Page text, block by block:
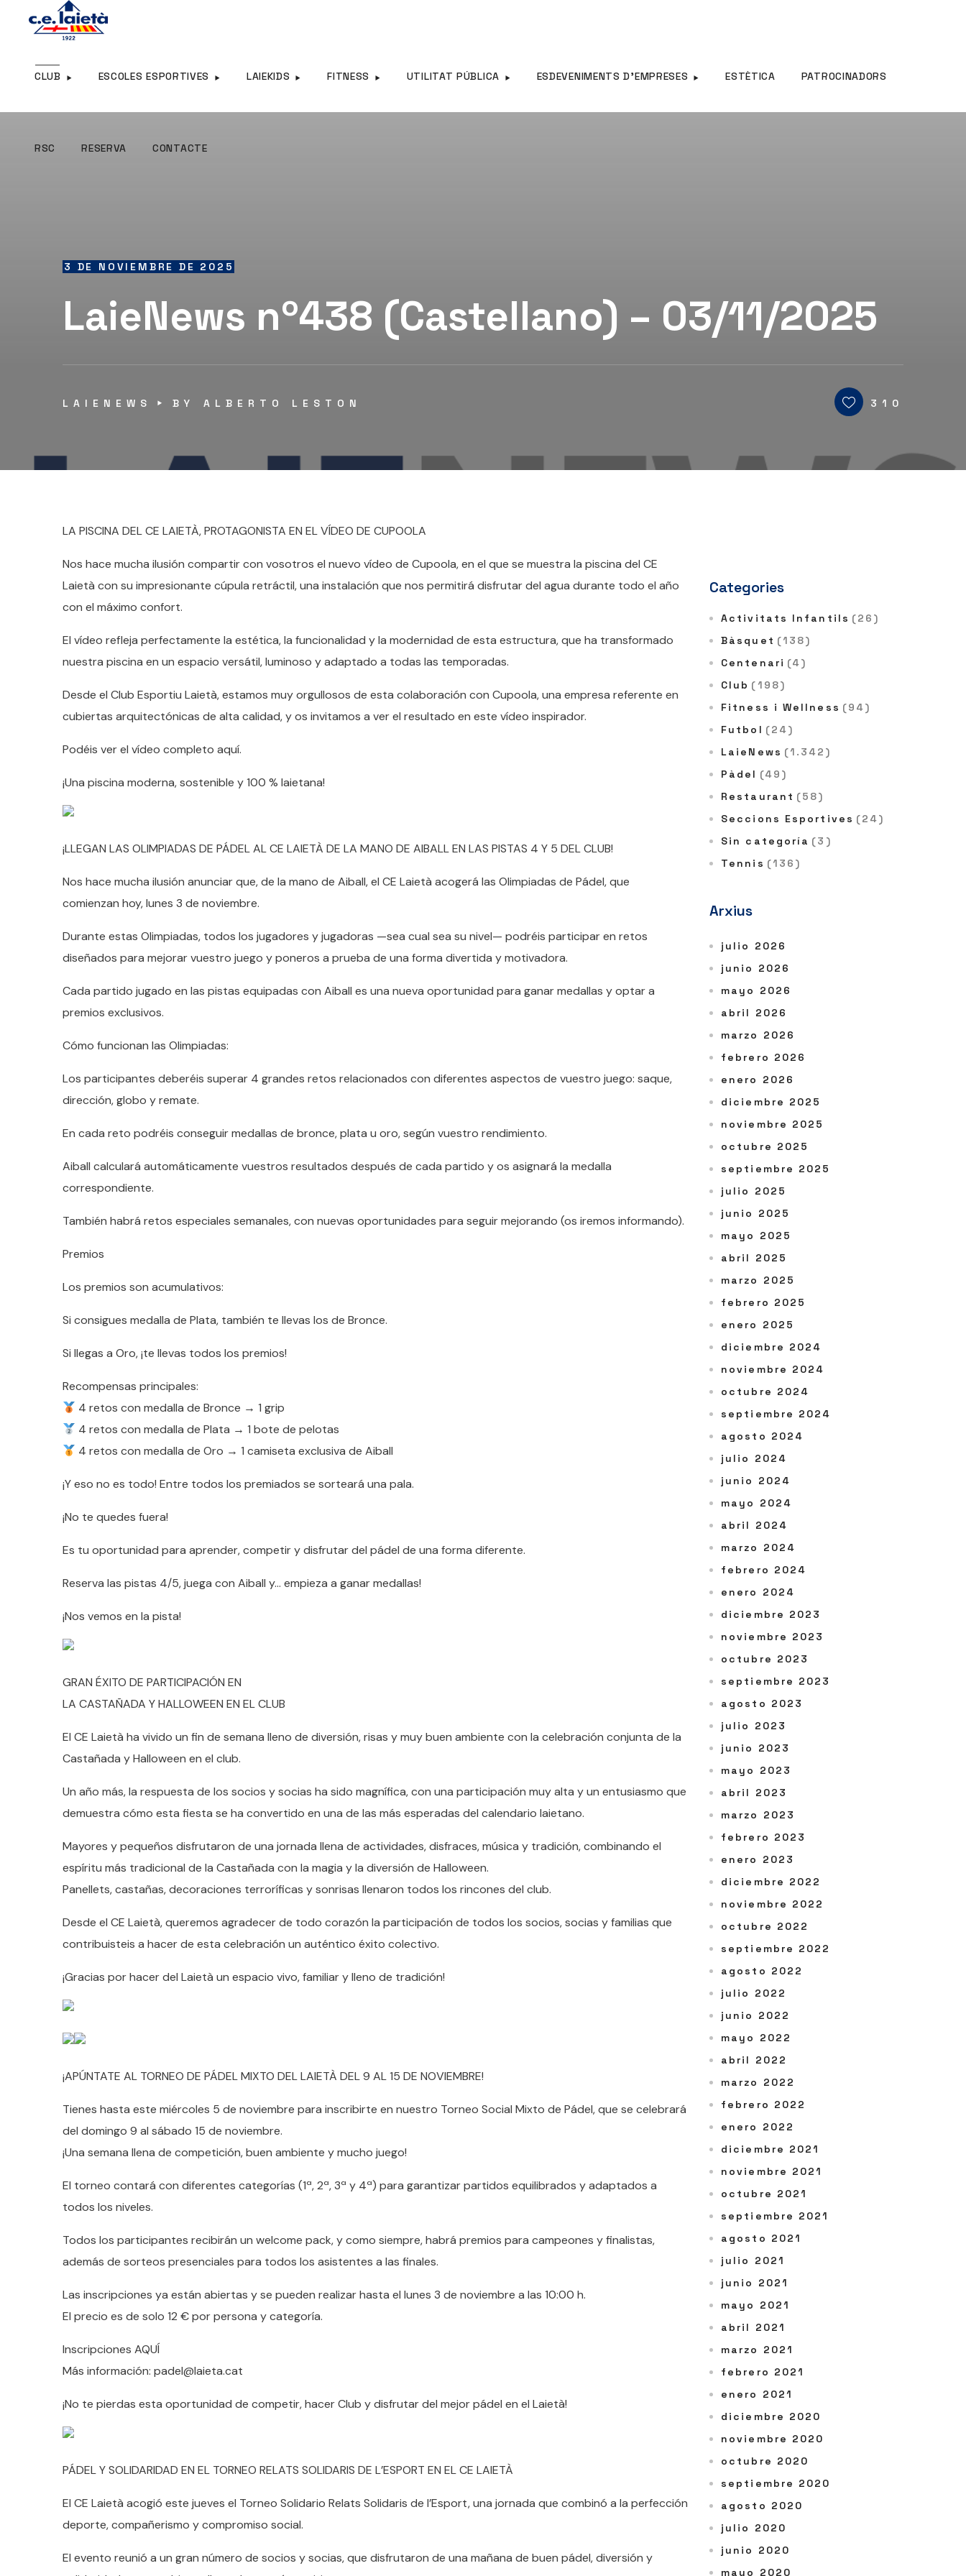
CLUB ESCOLES ESPORTIVES LAIEKIDS FITNESS UTILITAT PÚBLICA ESDEVENIMENTS D’EMPRESES ESTÈTICA PATROCINADORS
RSC RESERVA CONTACTE
RSC RESERVA
3 DE NOVIEMBRE DE 2025
LaieNews nº438 (Castellano) – 03/11/2025
LAIENEWS BY ALBERTO LESTON 310
LA PISCINA DEL CE LAIETÀ, PROTAGONISTA EN EL VÍDEO DE CUPOOLA
Nos hace mucha ilusión compartir con vosotros el nuevo vídeo de Cupoola, en el que se muestra la piscina del CE
Laietà con su impresionante cúpula retráctil, una instalación que nos permitirá disfrutar del agua durante todo el año
con el máximo confort.
El vídeo refleja perfectamente la estética, la funcionalidad y la modernidad de esta estructura, que ha transformado
nuestra piscina en un espacio versátil, luminoso y adaptado a todas las temporadas.
Desde el Club Esportiu Laietà, estamos muy orgullosos de esta colaboración con Cupoola, una empresa referente en
cubiertas arquitectónicas de alta calidad, y os invitamos a ver el resultado en este vídeo inspirador.
Podéis ver el vídeo completo aquí.
¡Una piscina moderna, sostenible y 100 % laietana!
¡LLEGAN LAS OLIMPIADAS DE PÁDEL AL CE LAIETÀ DE LA MANO DE AIBALL EN LAS PISTAS 4 Y 5 DEL CLUB!
Nos hace mucha ilusión anunciar que, de la mano de Aiball, el CE Laietà acogerá las Olimpiadas de Pádel, que
comienzan hoy, lunes 3 de noviembre.
Durante estas Olimpiadas, todos los jugadores y jugadoras —sea cual sea su nivel— podréis participar en retos
diseñados para mejorar vuestro juego y poneros a prueba de una forma divertida y motivadora.
Cada partido jugado en las pistas equipadas con Aiball es una nueva oportunidad para ganar medallas y optar a
premios exclusivos.
Cómo funcionan las Olimpiadas:
Los participantes deberéis superar 4 grandes retos relacionados con diferentes aspectos de vuestro juego: saque,
dirección, globo y remate.
En cada reto podréis conseguir medallas de bronce, plata u oro, según vuestro rendimiento.
Aiball calculará automáticamente vuestros resultados después de cada partido y os asignará la medalla
correspondiente.
También habrá retos especiales semanales, con nuevas oportunidades para seguir mejorando (os iremos informando).
Premios
Los premios son acumulativos:
Si consigues medalla de Plata, también te llevas los de Bronce.
Si llegas a Oro, ¡te llevas todos los premios!
Recompensas principales:
4 retos con medalla de Bronce → 1 grip
4 retos con medalla de Plata → 1 bote de pelotas
4 retos con medalla de Oro → 1 camiseta exclusiva de Aiball
¡Y eso no es todo! Entre todos los premiados se sorteará una pala.
¡No te quedes fuera!
Es tu oportunidad para aprender, competir y disfrutar del pádel de una forma diferente.
Reserva las pistas 4/5, juega con Aiball y… empieza a ganar medallas!
¡Nos vemos en la pista!
GRAN ÉXITO DE PARTICIPACIÓN EN
LA CASTAÑADA Y HALLOWEEN EN EL CLUB
El CE Laietà ha vivido un fin de semana lleno de diversión, risas y muy buen ambiente con la celebración conjunta de la
Castañada y Halloween en el club.
Un año más, la respuesta de los socios y socias ha sido magnífica, con una participación muy alta y un entusiasmo que
demuestra cómo esta fiesta se ha convertido en una de las más esperadas del calendario laietano.
Mayores y pequeños disfrutaron de una jornada llena de actividades, disfraces, música y tradición, combinando el
espíritu más tradicional de la Castañada con la magia y la diversión de Halloween.
Panellets, castañas, decoraciones terroríficas y sonrisas llenaron todos los rincones del club.
Desde el CE Laietà, queremos agradecer de todo corazón la participación de todos los socios, socias y familias que
contribuisteis a hacer de esta celebración un auténtico éxito colectivo.
¡Gracias por hacer del Laietà un espacio vivo, familiar y lleno de tradición!
¡APÚNTATE AL TORNEO DE PÁDEL MIXTO DEL LAIETÀ DEL 9 AL 15 DE NOVIEMBRE!
Tienes hasta este miércoles 5 de noviembre para inscribirte en nuestro Torneo Social Mixto de Pádel, que se celebrará
del domingo 9 al sábado 15 de noviembre.
¡Una semana llena de competición, buen ambiente y mucho juego!
El torneo contará con diferentes categorías (1ª, 2ª, 3ª y 4ª) para garantizar partidos equilibrados y adaptados a
todos los niveles.
Todos los participantes recibirán un welcome pack, y como siempre, habrá premios para campeones y finalistas,
además de sorteos presenciales para todos los asistentes a las finales.
Las inscripciones ya están abiertas y se pueden realizar hasta el lunes 3 de noviembre a las 10:00 h.
El precio es de solo 12 € por persona y categoría.
Inscripciones AQUÍ
Más información: padel@laieta.cat
¡No te pierdas esta oportunidad de competir, hacer Club y disfrutar del mejor pádel en el Laietà!
PÁDEL Y SOLIDARIDAD EN EL TORNEO RELATS SOLIDARIS DE L’ESPORT EN EL CE LAIETÀ
El CE Laietà acogió este jueves el Torneo Solidario Relats Solidaris de l’Esport, una jornada que combinó a la perfección
deporte, compañerismo y compromiso social.
El evento reunió a un gran número de socios y socias, que disfrutaron de una mañana de buen pádel, diversión y
Categories
Activitats Infantils (26)
Bàsquet (138)
Centenari (4)
Club (198)
Fitness i Wellness (94)
Futbol (24)
LaieNews (1.342)
Pàdel (49)
Restaurant (58)
Seccions Esportives (24)
Sin categoría (3)
Tennis (136)
Arxius
julio 2026
junio 2026
mayo 2026
abril 2026
marzo 2026
febrero 2026
enero 2026
diciembre 2025
noviembre 2025
octubre 2025
septiembre 2025
julio 2025
junio 2025
mayo 2025
abril 2025
marzo 2025
febrero 2025
enero 2025
diciembre 2024
noviembre 2024
octubre 2024
septiembre 2024
agosto 2024
julio 2024
junio 2024
mayo 2024
abril 2024
marzo 2024
febrero 2024
enero 2024
diciembre 2023
noviembre 2023
octubre 2023
septiembre 2023
agosto 2023
julio 2023
junio 2023
mayo 2023
abril 2023
marzo 2023
febrero 2023
enero 2023
diciembre 2022
noviembre 2022
octubre 2022
septiembre 2022
agosto 2022
julio 2022
junio 2022
mayo 2022
abril 2022
marzo 2022
febrero 2022
enero 2022
diciembre 2021
noviembre 2021
octubre 2021
septiembre 2021
agosto 2021
julio 2021
junio 2021
mayo 2021
abril 2021
marzo 2021
febrero 2021
enero 2021
diciembre 2020
noviembre 2020
octubre 2020
septiembre 2020
agosto 2020
julio 2020
junio 2020
mayo 2020